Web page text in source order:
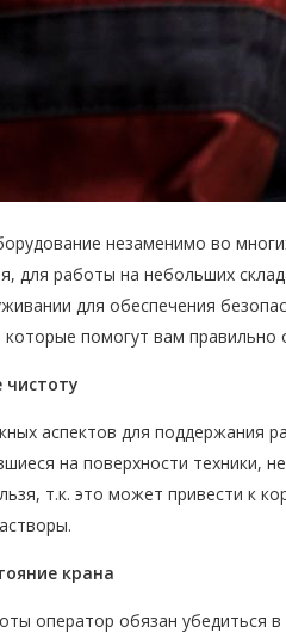
незаменимо во
для работы на небольших
для обеспечения
которые помогут вам правильно
аспектов для поддержания
на поверхности техники,
т.к. это может привести к
крана
оператор обязан убедиться